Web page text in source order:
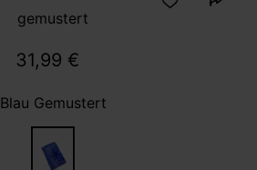
gemustert
31,99 €
Blau Gemustert